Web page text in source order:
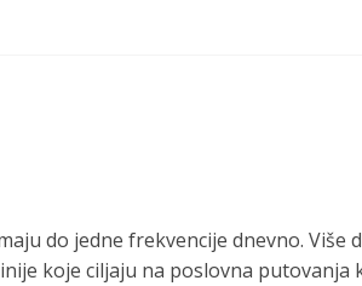
do jedne frekvencije dnevno. Više
koje ciljaju na poslovna putovanja